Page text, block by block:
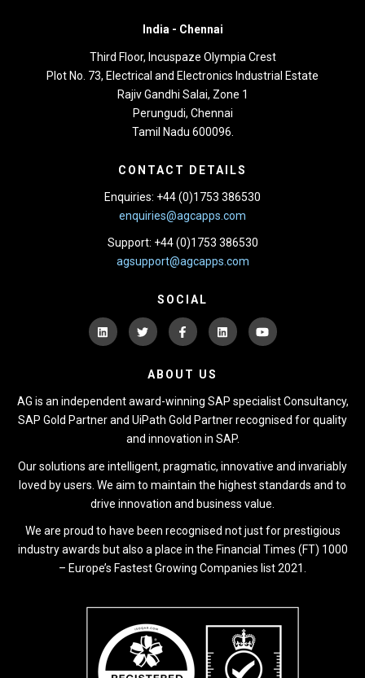
India - Chennai
Third Floor, Incuspaze Olympia Crest
Plot No. 73, Electrical and Electronics Industrial Estate
Rajiv Gandhi Salai, Zone 1
Perungudi, Chennai
Tamil Nadu 600096.
CONTACT DETAILS
Enquiries: +44 (0)1753 386530
enquiries@agcapps.com
Support: +44 (0)1753 386530
agsupport@agcapps.com
SOCIAL
ABOUT US
AG is an independent award-winning SAP specialist Consultancy,
SAP Gold Partner and UiPath Gold Partner recognised for quality
and innovation in SAP.
Our solutions are intelligent, pragmatic, innovative and invariably
loved by users. We aim to maintain the highest standards and to
drive innovation and business value.
We are proud to have been recognised not just for prestigious
industry awards but also a place in the Financial Times (FT) 1000
– Europe’s Fastest Growing Companies list 2021.